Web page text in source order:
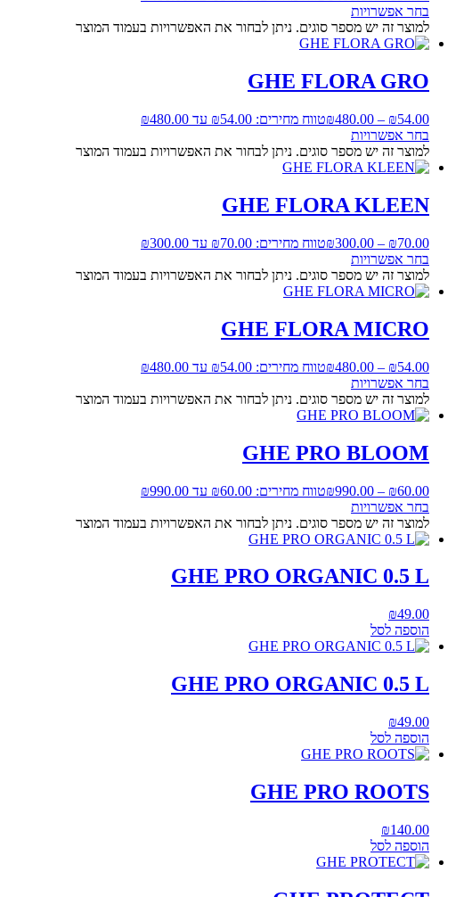
בחר אפשרויות
למוצר זה יש מספר סוגים. ניתן לבחור את האפשרויות בעמוד המוצר
GHE FLORA GRO
₪54.00
–
₪480.00
טווח מחירים: ⁦₪54.00⁩ עד ⁦₪480.00⁩
בחר אפשרויות
למוצר זה יש מספר סוגים. ניתן לבחור את האפשרויות בעמוד המוצר
GHE FLORA KLEEN
₪70.00
–
₪300.00
טווח מחירים: ⁦₪70.00⁩ עד ⁦₪300.00⁩
בחר אפשרויות
למוצר זה יש מספר סוגים. ניתן לבחור את האפשרויות בעמוד המוצר
GHE FLORA MICRO
₪54.00
–
₪480.00
טווח מחירים: ⁦₪54.00⁩ עד ⁦₪480.00⁩
בחר אפשרויות
למוצר זה יש מספר סוגים. ניתן לבחור את האפשרויות בעמוד המוצר
GHE PRO BLOOM
₪60.00
–
₪990.00
טווח מחירים: ⁦₪60.00⁩ עד ⁦₪990.00⁩
בחר אפשרויות
למוצר זה יש מספר סוגים. ניתן לבחור את האפשרויות בעמוד המוצר
GHE PRO ORGANIC 0.5 L
₪49.00
הוספה לסל
GHE PRO ORGANIC 0.5 L
₪49.00
הוספה לסל
GHE PRO ROOTS
₪140.00
הוספה לסל